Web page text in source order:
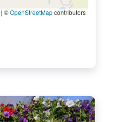
| ©OpenStreetMapcontributors